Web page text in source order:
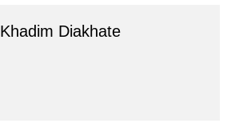
Khadim Diakhate